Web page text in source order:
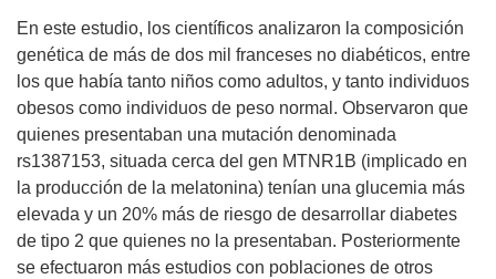
En este estudio, los científicos analizaron la composición
genética de más de dos mil franceses no diabéticos, entre
los que había tanto niños como adultos, y tanto individuos
obesos como individuos de peso normal. Observaron que
quienes presentaban una mutación denominada
rs1387153, situada cerca del gen MTNR1B (implicado en
la producción de la melatonina) tenían una glucemia más
elevada y un 20% más de riesgo de desarrollar diabetes
de tipo 2 que quienes no la presentaban. Posteriormente
se efectuaron más estudios con poblaciones de otros